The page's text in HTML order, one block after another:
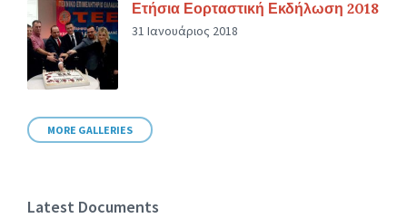
Ετήσια Εορταστική Εκδήλωση 2018
31 Ιανουάριος 2018
MORE GALLERIES
Latest Documents